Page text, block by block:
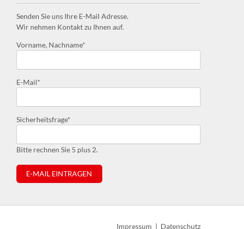
Senden Sie uns Ihre E-Mail Adresse.
Wir nehmen Kontakt zu Ihnen auf.
Pflichtfeld
Vorname, Nachname*
Pflichtfeld
E-Mail*
Pflichtfeld
Sicherheitsfrage*
Bitte rechnen Sie 5 plus 2.
E-MAIL EINTRAGEN
Navigation
Impressum Datenschutz